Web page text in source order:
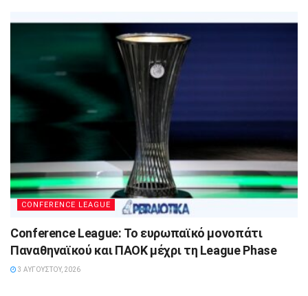
CONFERENCE LEAGUE
Conference League: Το ευρωπαϊκό μονοπάτι
Παναθηναϊκού και ΠΑΟΚ μέχρι τη League Phase
3 ΑΥΓΟΎΣΤΟΥ, 2026